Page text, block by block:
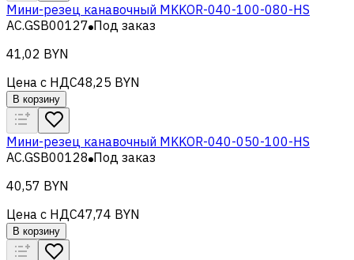
Мини-резец канавочный MKKOR-040-100-080-HS
AC.GSB00127 Под заказ
41,02 BYN
Цена с НДС48,25 BYN
В корзину
Мини-резец канавочный MKKOR-040-050-100-HS
AC.GSB00128 Под заказ
40,57 BYN
Цена с НДС47,74 BYN
В корзину